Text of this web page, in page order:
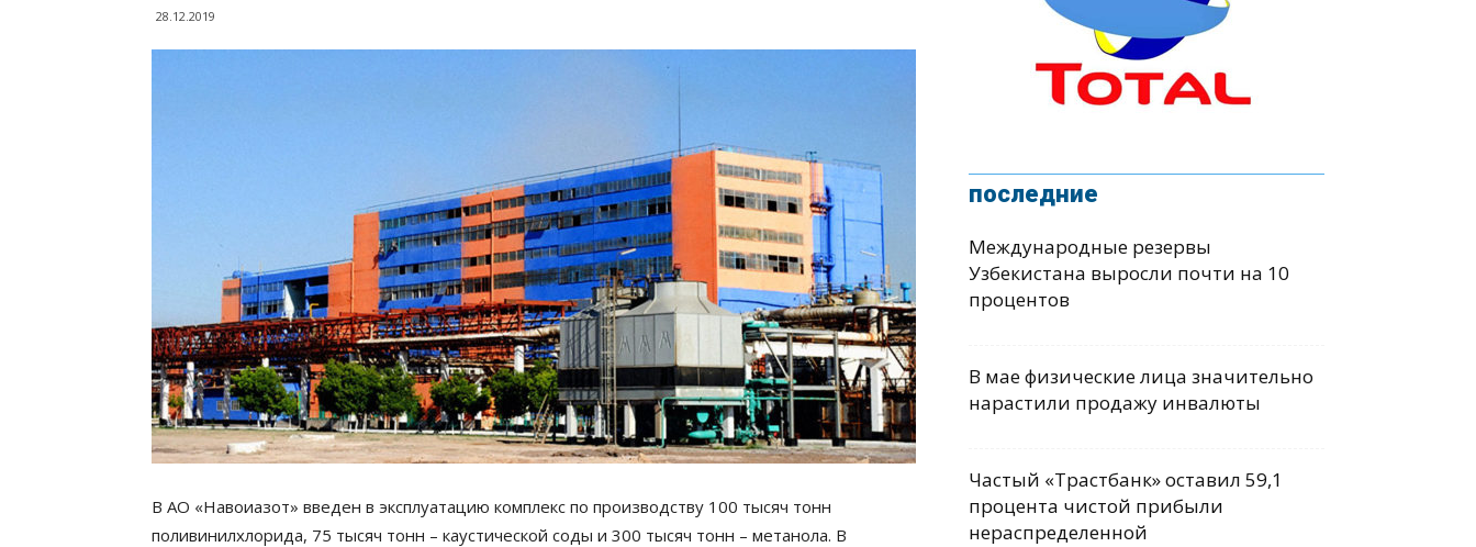
28.12.2019
В АО «Навоиазот» введен в эксплуатацию комплекс по производству 100 тысяч тонн
поливинилхлорида, 75 тысяч тонн – каустической соды и 300 тысяч тонн – метанола. В
последние
Международные резервы
Узбекистана выросли почти на 10
процентов
В мае физические лица значительно
нарастили продажу инвалюты
Частый «Трастбанк» оставил 59,1
процента чистой прибыли
нераспределенной